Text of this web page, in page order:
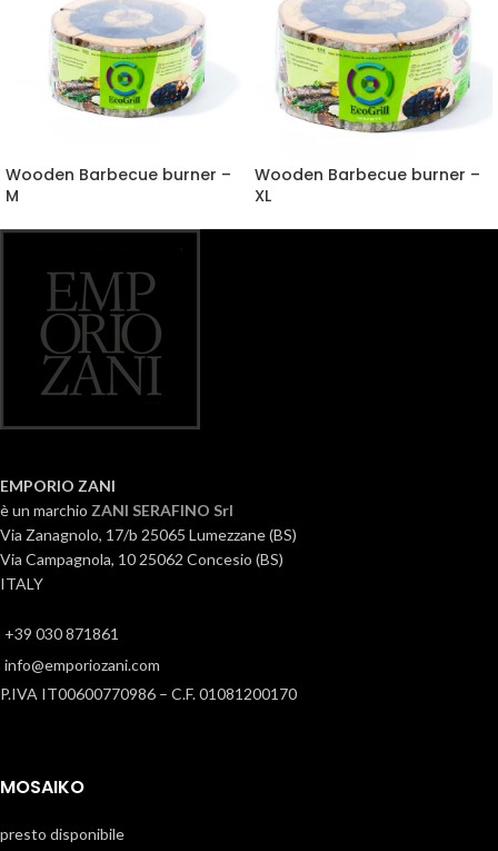
Wooden Barbecue burner –
M
Wooden Barbecue burner –
XL
EMPORIO ZANI
è un marchio ZANI SERAFINO Srl
Via Zanagnolo, 17/b 25065 Lumezzane (BS)
Via Campagnola, 10 25062 Concesio (BS)
ITALY
+39 030 871861
info@emporiozani.com
P.IVA IT00600770986 – C.F. 01081200170
MOSAIKO
presto disponibile